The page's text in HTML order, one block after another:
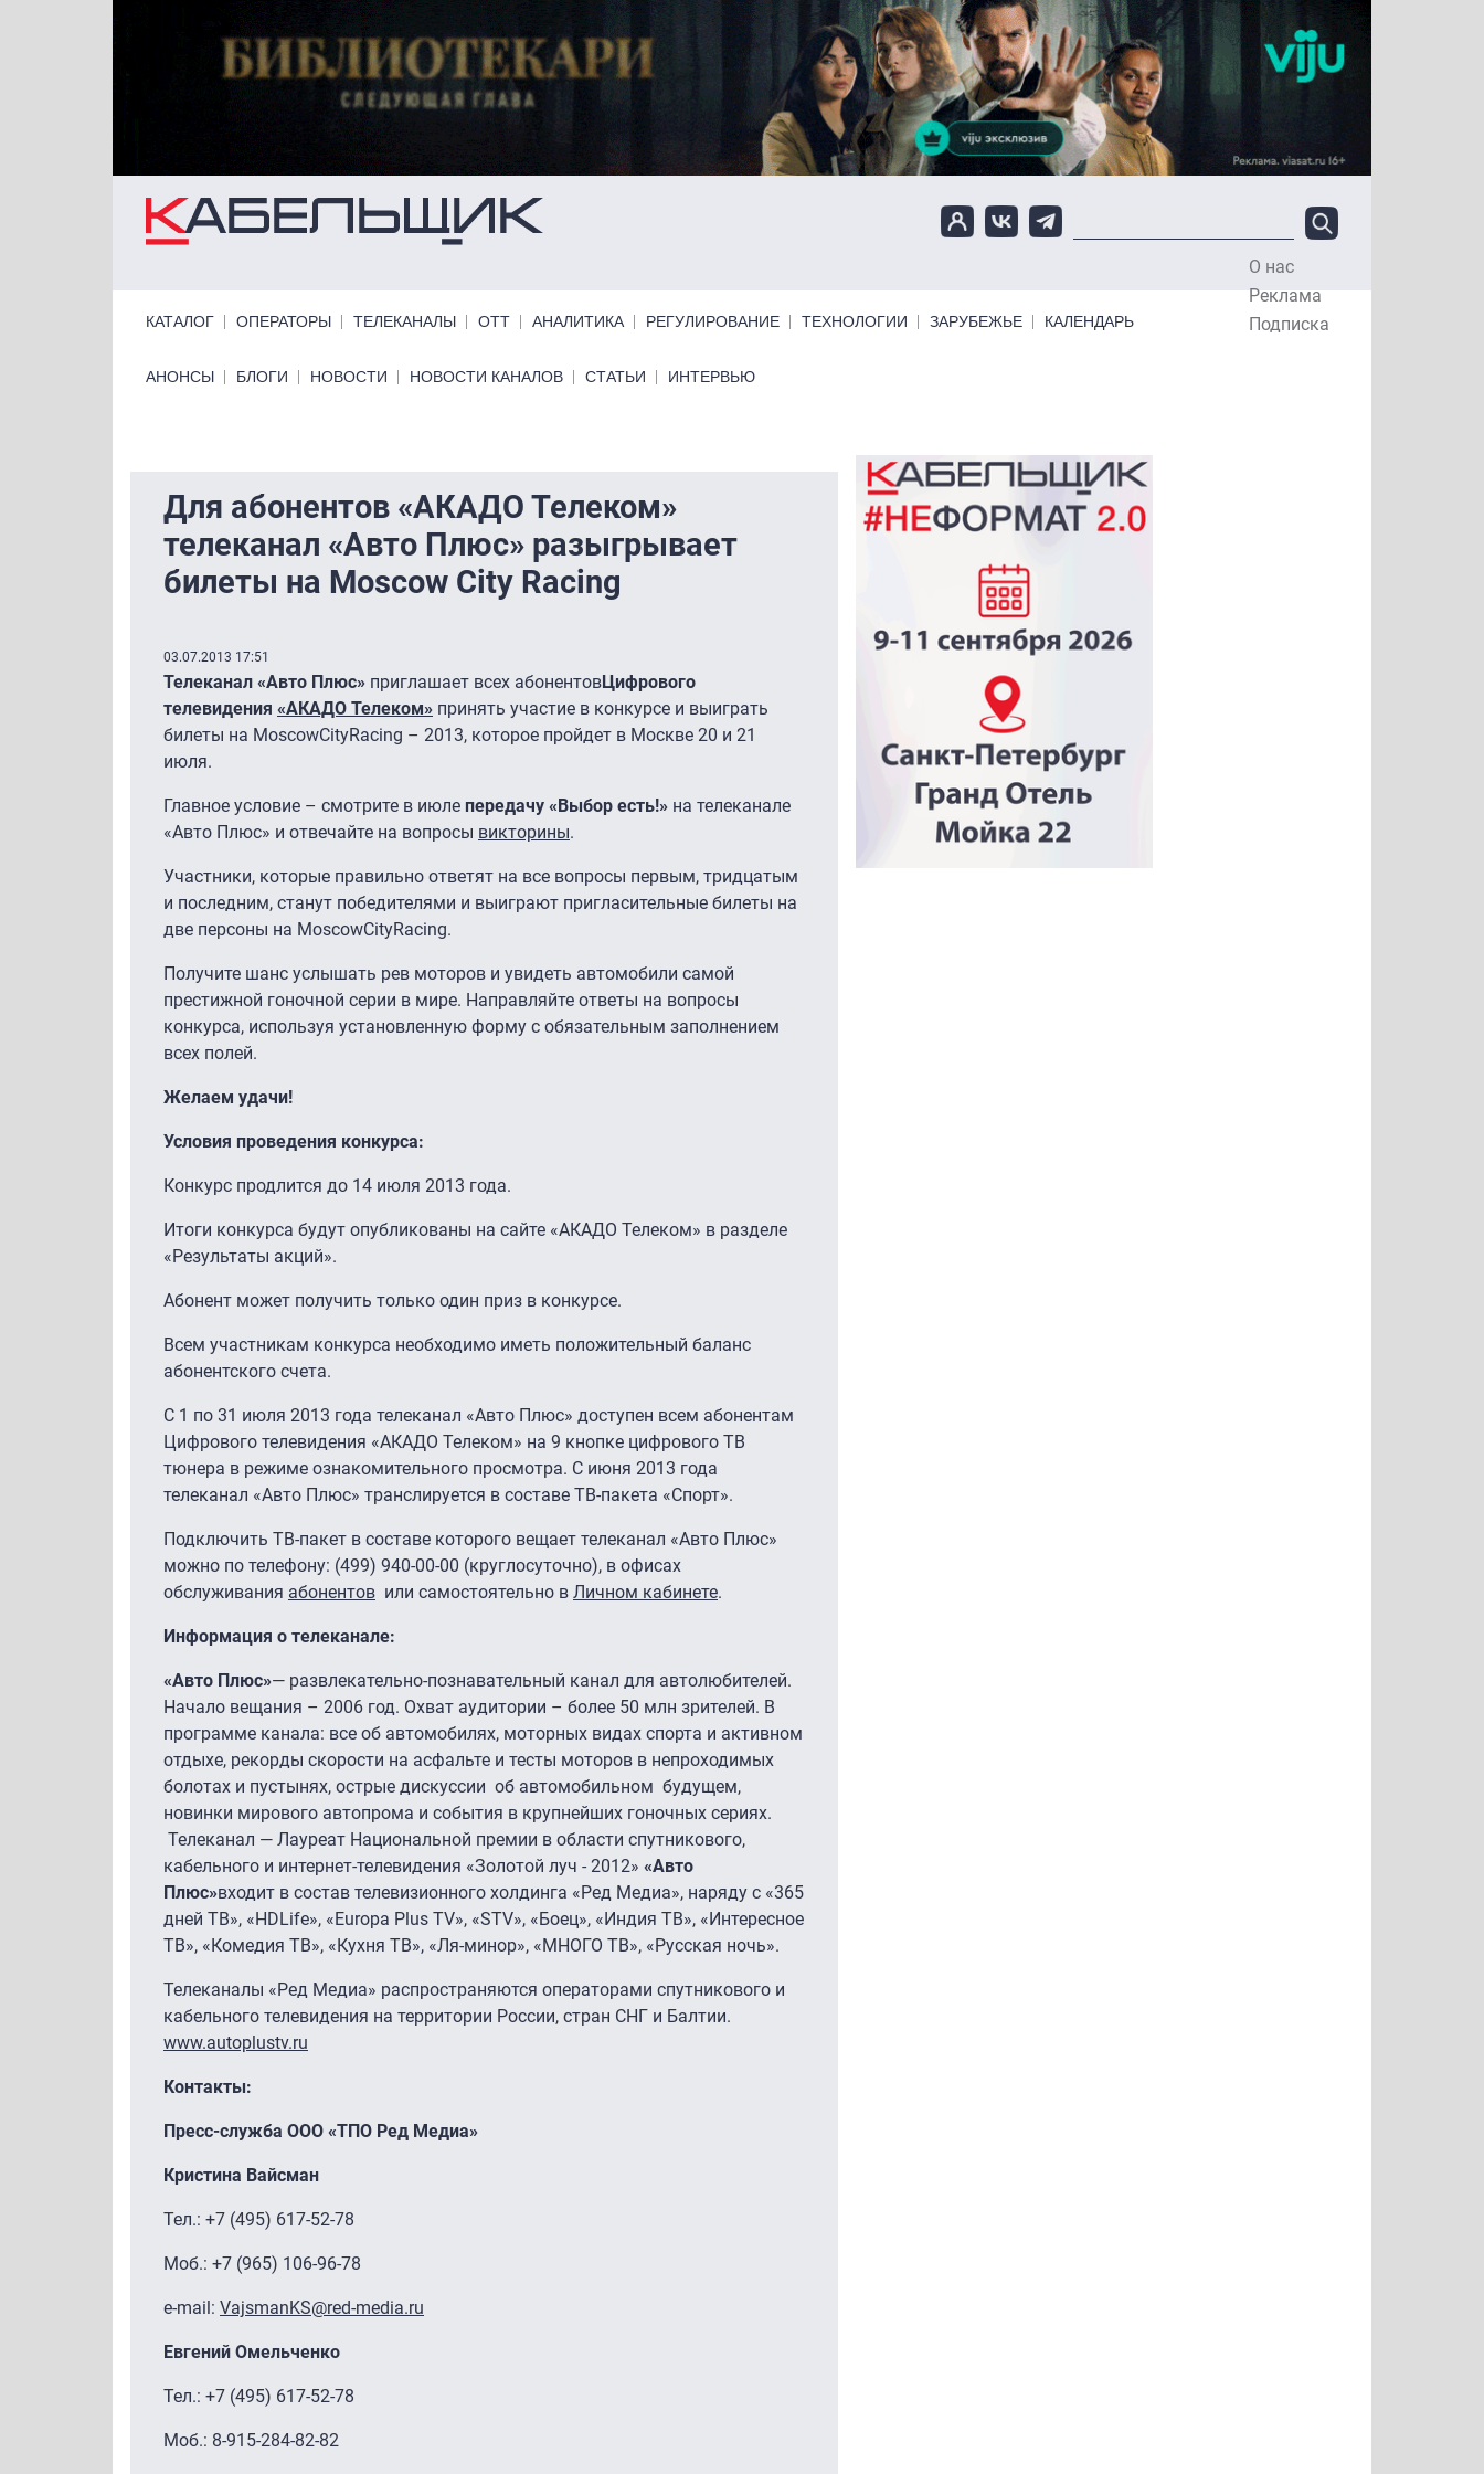
О нас
Реклама
Подписка
КАТАЛОГ ОПЕРАТОРЫ ТЕЛЕКАНАЛЫ ОТТ АНАЛИТИКА РЕГУЛИРОВАНИЕ ТЕХНОЛОГИИ ЗАРУБЕЖЬЕ КАЛЕНДАРЬ
Primary links bottom
АНОНСЫ БЛОГИ НОВОСТИ НОВОСТИ КАНАЛОВ СТАТЬИ ИНТЕРВЬЮ
Для абонентов «АКАДО Телеком»
телеканал «Авто Плюс» разыгрывает
билеты на Moscow City Racing
03.07.2013 17:51
Телеканал «Авто Плюс» приглашает всех абонентовЦифрового
телевидения «АКАДО Телеком» принять участие в конкурсе и выиграть
билеты на MoscowCityRacing – 2013, которое пройдет в Москве 20 и 21
июля.
Главное условие – смотрите в июле передачу «Выбор есть!» на телеканале
«Авто Плюс» и отвечайте на вопросы викторины.
Участники, которые правильно ответят на все вопросы первым, тридцатым
и последним, станут победителями и выиграют пригласительные билеты на
две персоны на MoscowCityRacing.
Получите шанс услышать рев моторов и увидеть автомобили самой
престижной гоночной серии в мире. Направляйте ответы на вопросы
конкурса, используя установленную форму с обязательным заполнением
всех полей.
Желаем удачи!
Условия проведения конкурса:
Конкурс продлится до 14 июля 2013 года.
Итоги конкурса будут опубликованы на сайте «АКАДО Телеком» в разделе
«Результаты акций».
Абонент может получить только один приз в конкурсе.
Всем участникам конкурса необходимо иметь положительный баланс
абонентского счета.
С 1 по 31 июля 2013 года телеканал «Авто Плюс» доступен всем абонентам
Цифрового телевидения «АКАДО Телеком» на 9 кнопке цифрового ТВ
тюнера в режиме ознакомительного просмотра. С июня 2013 года
телеканал «Авто Плюс» транслируется в составе ТВ-пакета «Спорт».
Подключить ТВ-пакет в составе которого вещает телеканал «Авто Плюс»
можно по телефону: (499) 940-00-00 (круглосуточно), в офисах
обслуживания абонентов или самостоятельно в Личном кабинете.
Информация о телеканале:
«Авто Плюс»— развлекательно-познавательный канал для автолюбителей.
Начало вещания – 2006 год. Охват аудитории – более 50 млн зрителей. В
программе канала: все об автомобилях, моторных видах спорта и активном
отдыхе, рекорды скорости на асфальте и тесты моторов в непроходимых
болотах и пустынях, острые дискуссии об автомобильном будущем,
новинки мирового автопрома и события в крупнейших гоночных сериях.
Телеканал — Лауреат Национальной премии в области спутникового,
кабельного и интернет-телевидения «Золотой луч - 2012» «Авто
Плюс»входит в состав телевизионного холдинга «Ред Медиа», наряду с «365
дней ТВ», «HDLife», «Europa Plus TV», «STV», «Боец», «Индия ТВ», «Интересное
ТВ», «Комедия ТВ», «Кухня ТВ», «Ля-минор», «МНОГО ТВ», «Русская ночь».
Телеканалы «Ред Медиа» распространяются операторами спутникового и
кабельного телевидения на территории России, стран СНГ и Балтии.
www.autoplustv.ru
Контакты:
Пресс-служба ООО «ТПО Ред Медиа»
Кристина Вайсман
Тел.: +7 (495) 617-52-78
Моб.: +7 (965) 106-96-78
e-mail: VajsmanKS@red-media.ru
Евгений Омельченко
Тел.: +7 (495) 617-52-78
Моб.: 8-915-284-82-82